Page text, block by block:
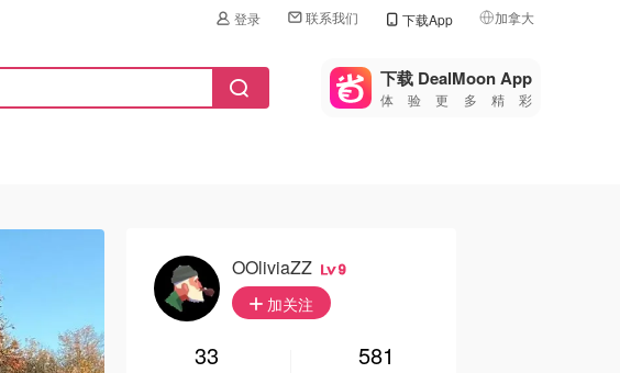
登录 联系我们 下载App 加拿大
🇺🇸
美国
🇨🇳中国
🇮🇹
下载 DealMoon App
体验更多精彩
OOliviaZZ 9
加关注
33 581